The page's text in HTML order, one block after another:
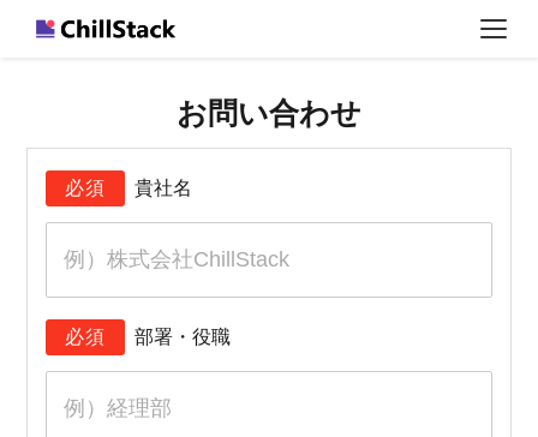
お問い合わせ
必須 貴社名
必須 部署・役職